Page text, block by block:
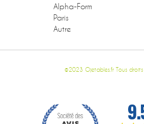
Alpha-Form
Paris
Autre
©2023 Ojetables.fr Tous droits